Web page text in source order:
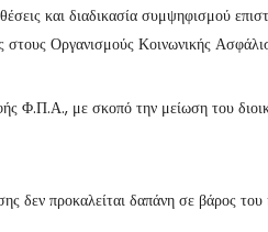
και διαδικασία συμψηφισμού
στους Οργανισμούς Κοινωνικής
Φ.Π.Α., με σκοπό την μείωση του
δεν προκαλείται δαπάνη σε βάρος